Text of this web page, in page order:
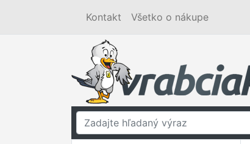
Kontakt Všetko o nákupe